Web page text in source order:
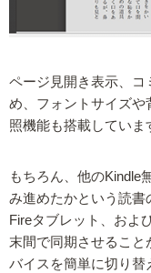
ページ見開き表示、コ
め、フォントサイズや
照機能も搭載していま
もちろん、他のKindle
み進めたかという読書
Fireタブレット、およ
末間で同期させるこ
バイスを簡単に切り替